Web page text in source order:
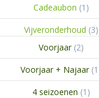
Cadeaubon 1 1
Vijveronderhoud 33
Voorjaar 22
Voorjaar + Najaar 1
4 seizoenen 1 1